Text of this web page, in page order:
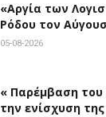
«Αργία των
Ρόδου τον
05-08-2026
« Παρέμβαση
την ενίσχυση